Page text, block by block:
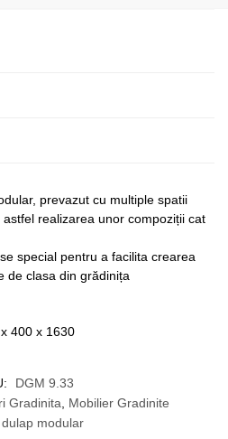
prevazut cu multiple spatii
realizarea unor compoziții cat
special pentru a facilita crearea
de clasa din grădinița
400 x 1630
DGM 9.33
Gradinita
Mobilier Gradinite
dulap modular